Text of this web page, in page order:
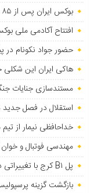
بوکس ایران پس از ۸۵ سال صاحب آکادمی تیم های ملی شد
افتتاح آکادمی ملی
حضور جواد نکونام در
هاکی ایران این
مستندسازی جنایات
استقلال در فصل جدید
خداحافظی نیمار از
مهندسی فوتبال و خوان
پل B۱ کرج با تغییراتی در سازه، ترمیم می‌شود
بازگشت گزینه